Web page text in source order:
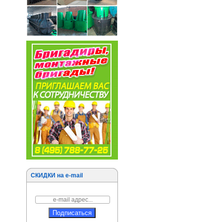
СКИДКИ на e-mail